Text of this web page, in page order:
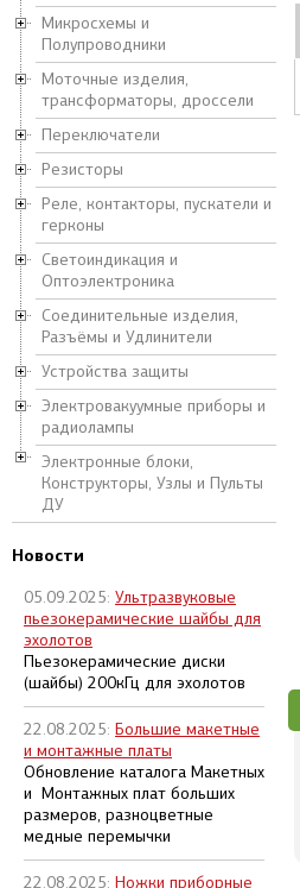
Микросхемы и
Полупроводники
Моточные изделия,
трансформаторы, дроссели
Переключатели
Резисторы
Реле, контакторы, пускатели и
герконы
Светоиндикация и
Оптоэлектроника
Соединительные изделия,
Разъёмы и Удлинители
Устройства защиты
Электровакуумные приборы и
радиолампы
Электронные блоки,
Конструкторы, Узлы и Пульты
ДУ
Новости
05.09.2025: Ультразвуковые
пьезокерамические шайбы для
эхолотов
Пьезокерамические диски
(шайбы) 200кГц для эхолотов
22.08.2025: Большие макетные
и монтажные платы
Обновление каталога Макетных
и Монтажных плат больших
размеров, разноцветные
медные перемычки
22.08.2025: Ножки приборные